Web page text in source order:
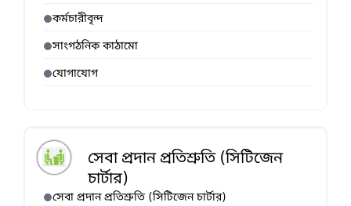
কর্মচারীবৃন্দ
সাংগঠনিক কাঠামো
যোগাযোগ
সেবা প্রদান প্রতিশ্রুতি (সিটিজেন
চার্টার)
সেবা প্রদান প্রতিশ্রুতি (সিটিজেন চার্টার)